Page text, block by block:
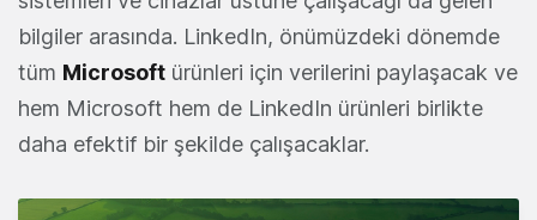
bilgiler arasında. LinkedIn, önümüzdeki dönemde
tüm Microsoft ürünleri için verilerini paylaşacak ve
hem Microsoft hem de LinkedIn ürünleri birlikte
daha efektif bir şekilde çalışacaklar.